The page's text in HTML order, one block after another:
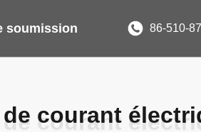
soumission 86-510-
courant
courant